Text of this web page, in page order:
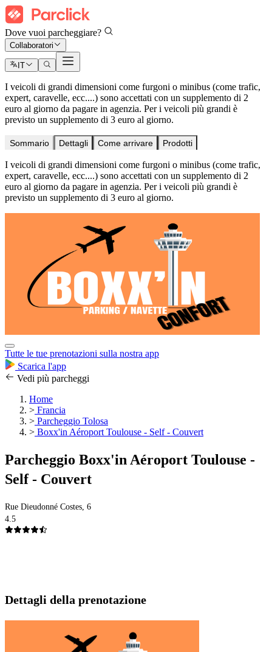
Dove vuoi parcheggiare?
Collaboratori
IT
I veicoli di grandi dimensioni come furgoni o minibus (come trafic,
expert, caravelle, ecc....) sono accettati con un supplemento di 2
euro al giorno da pagare in agenzia. Per i veicoli più grandi è
previsto un supplemento di 3 euro al giorno.
Sommario Dettagli Come arrivare Prodotti
I veicoli di grandi dimensioni come furgoni o minibus (come trafic,
expert, caravelle, ecc....) sono accettati con un supplemento di 2
euro al giorno da pagare in agenzia. Per i veicoli più grandi è
previsto un supplemento di 3 euro al giorno.
Tutte le tue prenotazioni sulla nostra app
Scarica l'app
Vedi più parcheggi
Home
> Francia
> Parcheggio Tolosa
> Boxx'in Aéroport Toulouse - Self - Couvert
Parcheggio Boxx'in Aéroport Toulouse -
Self - Couvert
Rue Dieudonné Costes, 6
4.5
Dettagli della prenotazione